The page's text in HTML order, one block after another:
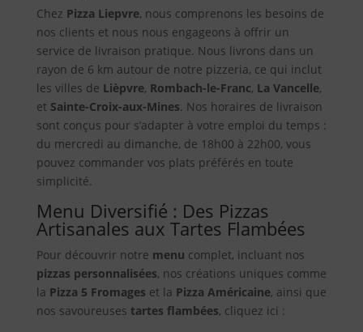
Chez Pizza Liepvre, nous comprenons les besoins de
nos clients et nous nous engageons à offrir un
service de livraison pratique. Nous livrons dans un
rayon de 6 km autour de notre pizzeria, ce qui inclut
les villes de Lièpvre, Rombach-le-Franc, La Vancelle,
et Sainte-Croix-aux-Mines. Nos horaires de livraison
sont conçus pour s’adapter à votre emploi du temps :
du mercredi au dimanche, de 18h00 à 22h00, vous
pouvez commander vos plats préférés en toute
simplicité.
Menu Diversifié : Des Pizzas
Artisanales aux Tartes Flambées
Pour découvrir notre menu complet, incluant nos
pizzas personnalisées, nos créations uniques comme
la Pizza 5 Fromages et la Pizza Américaine, ainsi que
nos savoureuses tartes flambées, cliquez ici :